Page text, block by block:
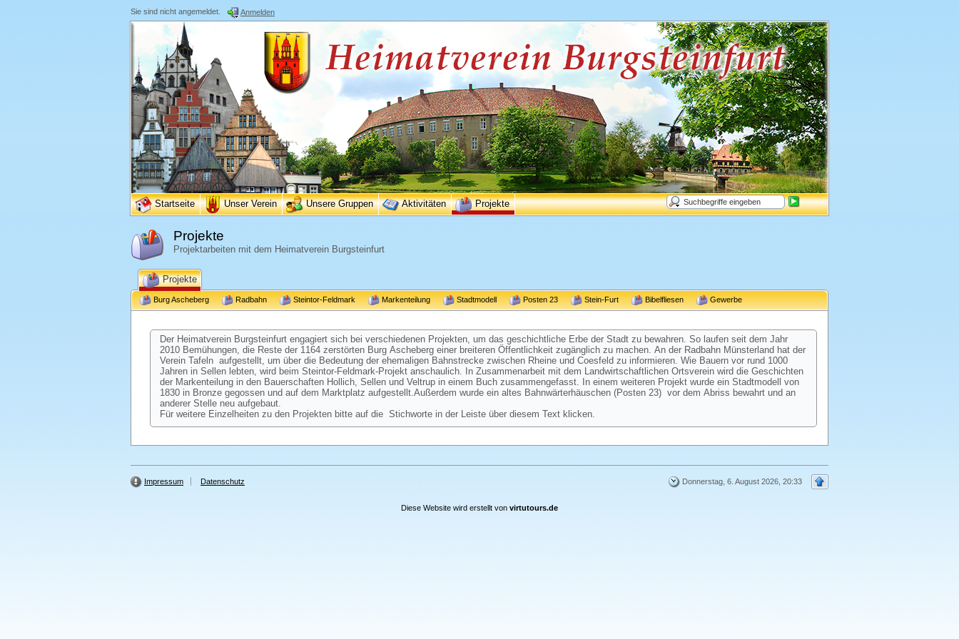
Sie sind nicht angemeldet. Anmelden
Startseite Unser Verein Unsere Gruppen Aktivitäten Projekte
Projekte
Projektarbeiten mit dem Heimatverein Burgsteinfurt
Projekte
Burg Ascheberg Radbahn Steintor-Feldmark Markenteilung Stadtmodell Posten 23 Stein-Furt Bibelfliesen Gewerbe
Der Heimatverein Burgsteinfurt engagiert sich bei verschiedenen Projekten, um das geschichtliche Erbe der Stadt zu bewahren. So laufen seit dem Jahr
2010 Bemühungen, die Reste der 1164 zerstörten Burg Ascheberg einer breiteren Öffentlichkeit zugänglich zu machen. An der Radbahn Münsterland hat der
Verein Tafeln aufgestellt, um über die Bedeutung der ehemaligen Bahnstrecke zwischen Rheine und Coesfeld zu informieren. Wie Bauern vor rund 1000
Jahren in Sellen lebten, wird beim Steintor-Feldmark-Projekt anschaulich. In Zusammenarbeit mit dem Landwirtschaftlichen Ortsverein wird die Geschichten
der Markenteilung in den Bauerschaften Hollich, Sellen und Veltrup in einem Buch zusammengefasst. In einem weiteren Projekt wurde ein Stadtmodell von
1830 in Bronze gegossen und auf dem Marktplatz aufgestellt.Außerdem wurde ein altes Bahnwärterhäuschen (Posten 23) vor dem Abriss bewahrt und an
anderer Stelle neu aufgebaut.
Für weitere Einzelheiten zu den Projekten bitte auf die Stichworte in der Leiste über diesem Text klicken.
Impressum Datenschutz Donnerstag, 6. August 2026, 20:33
Diese Website wird erstellt von virtutours.de